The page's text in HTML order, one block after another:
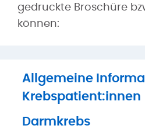
gedruckte Broschüre
können:
Allgemeine
Krebspatient:innen
Darmkrebs